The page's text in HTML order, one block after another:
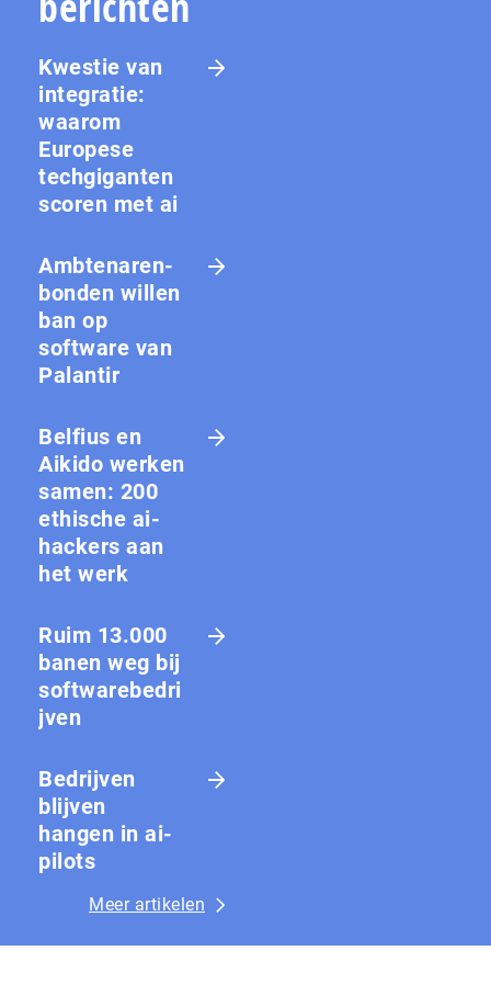
Kwestie van
integratie:
waarom
Europese
techgiganten
scoren met ai
Amb­te­na­ren­
bon­den willen
ban op
software van
Palantir
Belfius en
Aikido werken
samen: 200
ethische ai-
hackers aan
het werk
Ruim 13.000
banen weg bij
softwarebedri
jven
Bedrijven
blijven
hangen in ai-
pilots
Meer artikelen